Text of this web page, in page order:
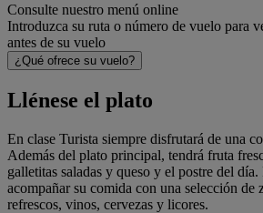
Consulte nuestro menú online
Introduzca su ruta o número de vuelo para
antes de su vuelo
¿Qué ofrece su vuelo?
Llénese el plato
En clase Turista siempre disfrutará de una
Además del plato principal, tendrá fruta
galletitas saladas y queso y el postre del
acompañar su comida con una selección de
refrescos, vinos, cervezas y licores.